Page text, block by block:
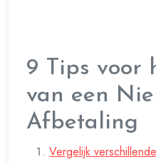
9 Tips voor
van een
Afbetaling
Vergelijk